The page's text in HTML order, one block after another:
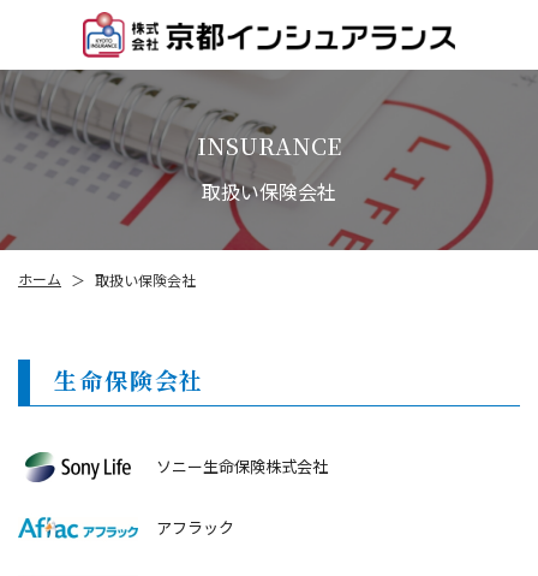
INSURANCE
取扱い保険会社
ホーム ＞ 取扱い保険会社
生命保険会社
ソニー生命保険株式会社
アフラック